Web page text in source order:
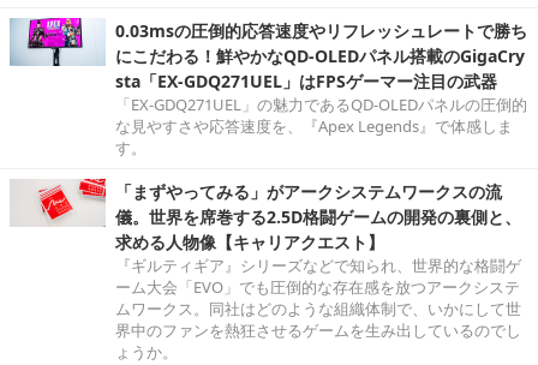
0.03msの圧倒的応答速度やリフレッシュレートで勝ち
にこだわる！鮮やかなQD-OLEDパネル搭載のGigaCry
sta「EX-GDQ271UEL」はFPSゲーマー注目の武器
「EX-GDQ271UEL」の魅力であるQD-OLEDパネルの圧倒的
な見やすさや応答速度を、『Apex Legends』で体感しま
す。
「まずやってみる」がアークシステムワークスの流
儀。世界を席巻する2.5D格闘ゲームの開発の裏側と、
求める人物像【キャリアクエスト】
『ギルティギア』シリーズなどで知られ、世界的な格闘ゲ
ーム大会「EVO」でも圧倒的な存在感を放つアークシステ
ムワークス。同社はどのような組織体制で、いかにして世
界中のファンを熱狂させるゲームを生み出しているのでし
ょうか。